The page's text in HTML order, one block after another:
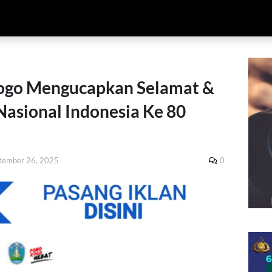
Mengucapkan Selamat &
Indonesia Ke 80
26, 2025 0